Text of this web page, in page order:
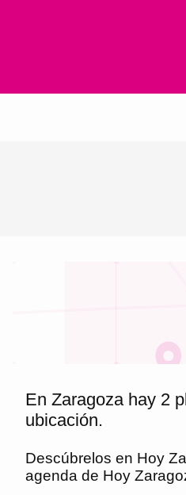
En Zaragoza hay 2
ubicación.
Descúbrelos en Hoy
agenda de Hoy